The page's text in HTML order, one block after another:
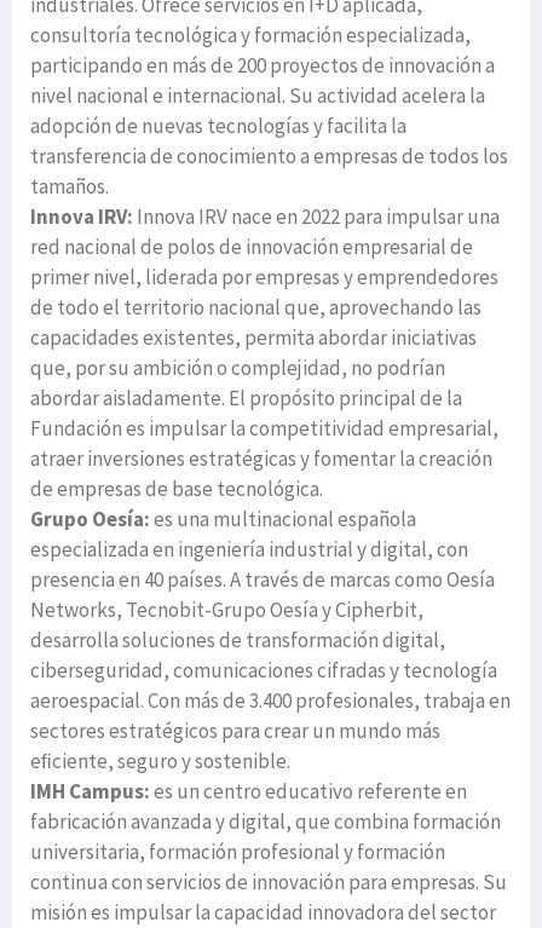
consultoría tecnológica y formación especializada,
participando en más de 200 proyectos de innovación a
nivel nacional e internacional. Su actividad acelera la
adopción de nuevas tecnologías y facilita la
transferencia de conocimiento a empresas de todos los
tamaños.
Innova IRV: Innova IRV nace en 2022 para impulsar una
red nacional de polos de innovación empresarial de
primer nivel, liderada por empresas y emprendedores
de todo el territorio nacional que, aprovechando las
capacidades existentes, permita abordar iniciativas
que, por su ambición o complejidad, no podrían
abordar aisladamente. El propósito principal de la
Fundación es impulsar la competitividad empresarial,
atraer inversiones estratégicas y fomentar la creación
de empresas de base tecnológica.
Grupo Oesía:es una multinacional española
especializada en ingeniería industrial y digital, con
presencia en 40 países. A través de marcas como Oesía
Networks, Tecnobit-Grupo Oesía y Cipherbit,
desarrolla soluciones de transformación digital,
ciberseguridad, comunicaciones cifradas y tecnología
aeroespacial. Con más de 3.400 profesionales, trabaja en
sectores estratégicos para crear un mundo más
eﬁciente, seguro y sostenible.
IMH Campus:es un centro educativo referente en
fabricación avanzada y digital, que combina formación
universitaria, formación profesional y formación
continua con servicios de innovación para empresas. Su
misión es impulsar la capacidad innovadora del sector